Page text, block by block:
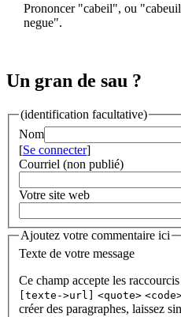
Prononcer "cabeil", ou
negue".
Un gran de sau ?
(identification facultative)
Nom
[Se connecter]
Courriel (non publié)
Votre site web
Ajoutez votre commentaire ici
Texte de votre message
Ce champ accepte les
[texte->url]
<quote>
créer des paragraphes, laissez